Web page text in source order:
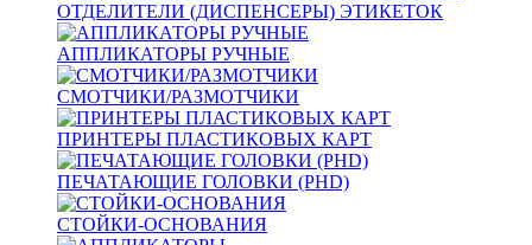
ОТДЕЛИТЕЛИ (ДИСПЕНСЕРЫ) ЭТИКЕТОК
АППЛИКАТОРЫ РУЧНЫЕ
СМОТЧИКИ/РАЗМОТЧИКИ
ПРИНТЕРЫ ПЛАСТИКОВЫХ КАРТ
ПЕЧАТАЮЩИЕ ГОЛОВКИ (PHD)
СТОЙКИ-ОСНОВАНИЯ